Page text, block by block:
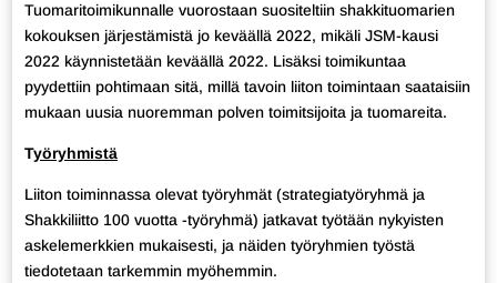
Tuomaritoimikunnalle vuorostaan suositeltiin shakkituomarien
kokouksen järjestämistä jo keväällä 2022, mikäli JSM-kausi
2022 käynnistetään keväällä 2022. Lisäksi toimikuntaa
pyydettiin pohtimaan sitä, millä tavoin liiton toimintaan saataisiin
mukaan uusia nuoremman polven toimitsijoita ja tuomareita.
Työryhmistä
Liiton toiminnassa olevat työryhmät (strategiatyöryhmä ja
Shakkiliitto 100 vuotta -työryhmä) jatkavat työtään nykyisten
askelemerkkien mukaisesti, ja näiden työryhmien työstä
tiedotetaan tarkemmin myöhemmin.